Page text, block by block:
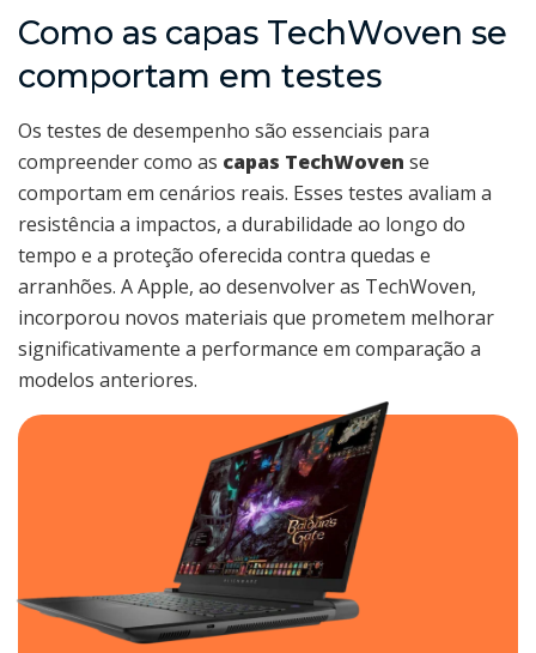
Como as capas TechWoven se
comportam em testes
Os testes de desempenho são essenciais para
compreender como as capas TechWoven se
comportam em cenários reais. Esses testes avaliam a
resistência a impactos, a durabilidade ao longo do
tempo e a proteção oferecida contra quedas e
arranhões. A Apple, ao desenvolver as TechWoven,
incorporou novos materiais que prometem melhorar
significativamente a performance em comparação a
modelos anteriores.